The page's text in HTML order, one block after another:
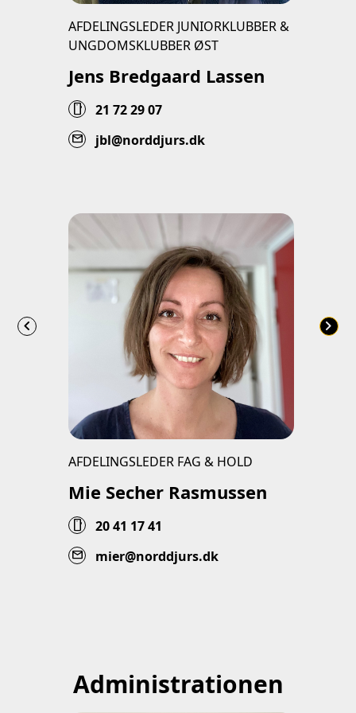
AFDELINGSLEDER JUNIORKLUBBER &
UNGDOMSKLUBBER ØST
Jens Bredgaard Lassen
smartphone 21 72 29 07
mail jbl@norddjurs.dk
chevron_left chevron_right
AFDELINGSLEDER FAG & HOLD
Mie Secher Rasmussen
smartphone 20 41 17 41
mail mier@norddjurs.dk
Administrationen